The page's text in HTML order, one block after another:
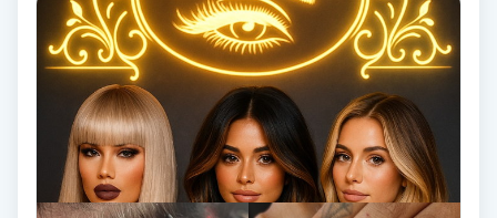
Friskvårdsmassage
Funktionsanalys